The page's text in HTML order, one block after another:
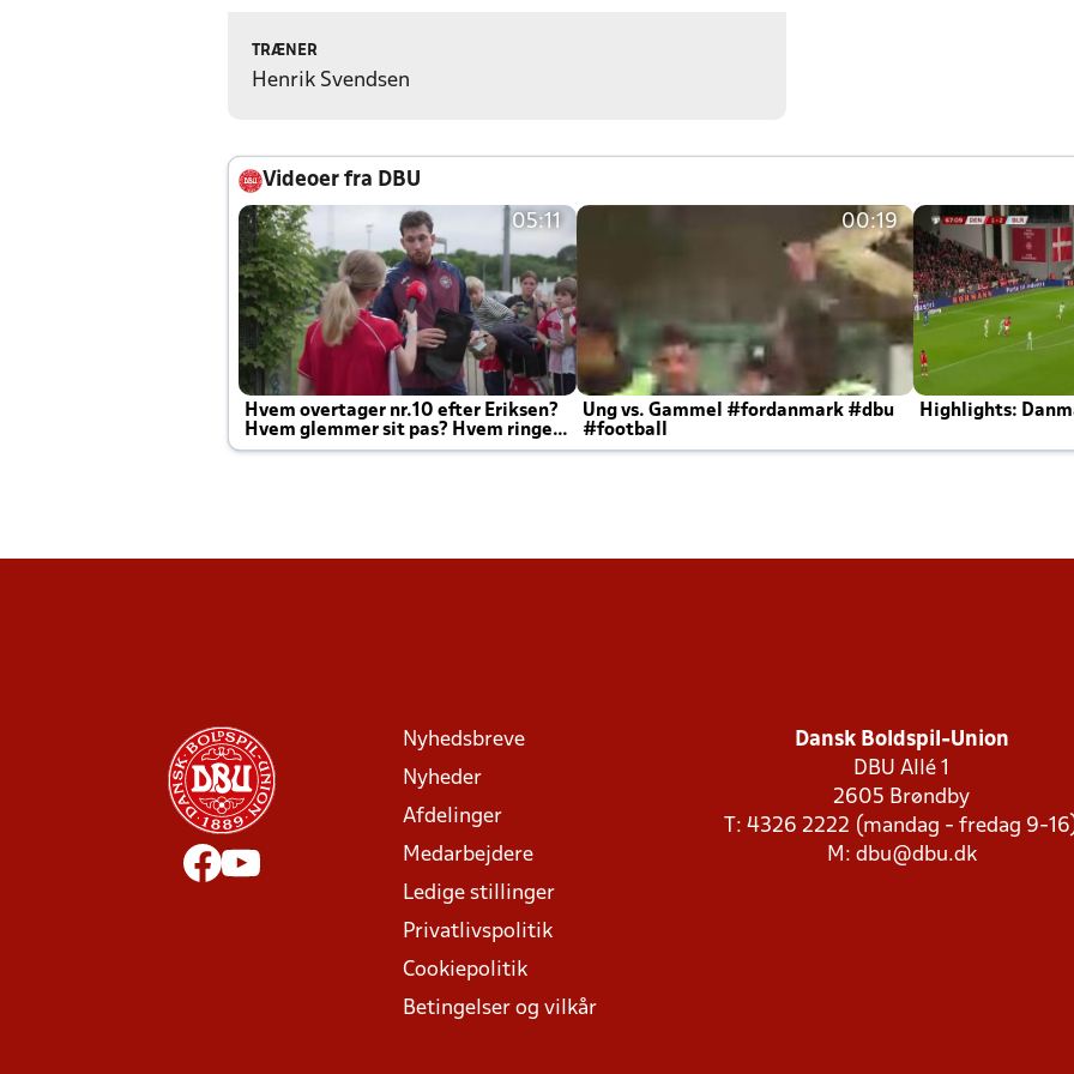
TRÆNER
Henrik Svendsen
Videoer fra DBU
05:11
Hvem overtager nr.10 efter Eriksen?
Hvem glemmer sit pas? Hvem ringer
Joachim altid til efter kampe?
00:19
Ung vs. Gammel #fordanmark #dbu
#football
Highlights:
Nyhedsbreve
Nyheder
Afdelinger
Medarbejdere
Ledige stillinger
Privatlivspolitik
Cookiepolitik
Betingelser og vilkår
Dansk Boldspil-Union
DBU Allé 1
2605 Brøndby
T: 4326 2222 (mandag - fredag 9-
M: dbu@dbu.dk